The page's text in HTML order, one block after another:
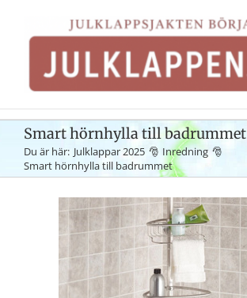
innehållet
Smart hörnhylla till badrummet
Du är här: Julklappar 2025
Inredning
Smart hörnhylla till badrummet